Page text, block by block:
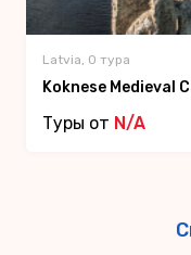
Latvia, 0 тура
Koknese Medieval
Туры от N/A